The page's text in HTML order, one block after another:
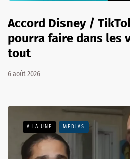
Accord Disney /
pourra faire dans les
tout
6 août 2026
A LA UNE MÉDIAS